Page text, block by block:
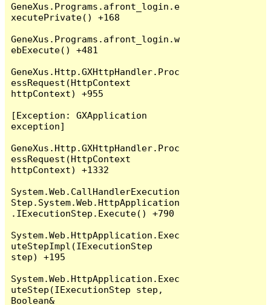
GeneXus.Programs.afront_login.e
xecutePrivate() +168
GeneXus.Programs.afront_login.w
ebExecute() +481
GeneXus.Http.GXHttpHandler.Proc
essRequest(HttpContext
httpContext) +955
[Exception: GXApplication
exception]
GeneXus.Http.GXHttpHandler.Proc
essRequest(HttpContext
httpContext) +1332
System.Web.CallHandlerExecution
Step.System.Web.HttpApplication
.IExecutionStep.Execute() +790
System.Web.HttpApplication.Exec
uteStepImpl(IExecutionStep
step) +195
System.Web.HttpApplication.Exec
uteStep(IExecutionStep step,
Boolean&